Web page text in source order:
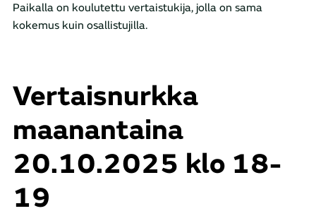
Paikalla on koulutettu vertaistukija, jolla on sama
kokemus kuin osallistujilla.
Vertaisnurkka
maanantaina
20.10.2025 klo 18-
19